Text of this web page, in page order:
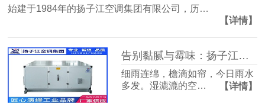
始建于1984年的扬子江空调集团有限公司，历…
【详情】
告别黏腻与霉味：扬子江空调的梅雨季舒适生活指南
细雨连绵，檐滴如帘，今日雨水
多发。湿漉漉的空…
【详情】